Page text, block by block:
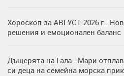
Хороскоп за АВГУСТ 2026 г.:
решения и емоционален баланс
Дъщерята на Гала - Мари
си деца на семейна морска